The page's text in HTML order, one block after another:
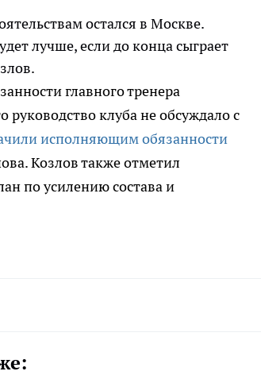
остался в Москве.
лучше, если до конца сыграет
главного тренера
руководство клуба не обсуждало с
исполняющим обязанности
Козлов также отметил
по усилению состава и